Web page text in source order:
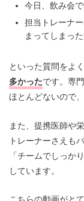
今日、飲み会で
担当トレーナ
まってしまった
といった質問をよ
多かったです。専
ほとんどないので
また、提携医師や
トレーナーさえも
「チームでしっか
しています。